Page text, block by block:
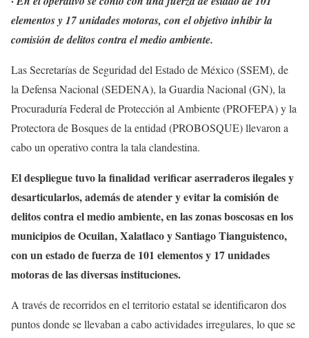
elementos y 17 unidades motoras, con el objetivo inhibir la
comisión de delitos contra el medio ambiente.
Las Secretarías de Seguridad del Estado de México (SSEM), de
la Defensa Nacional (SEDENA), la Guardia Nacional (GN), la
Procuraduría Federal de Protección al Ambiente (PROFEPA) y la
Protectora de Bosques de la entidad (PROBOSQUE) llevaron a
cabo un operativo contra la tala clandestina.
El despliegue tuvo la finalidad verificar aserraderos ilegales y
desarticularlos, además de atender y evitar la comisión de
delitos contra el medio ambiente, en las zonas boscosas en los
municipios de Ocuilan, Xalatlaco y Santiago Tianguistenco,
con un estado de fuerza de 101 elementos y 17 unidades
motoras de las diversas instituciones.
A través de recorridos en el territorio estatal se identificaron dos
puntos donde se llevaban a cabo actividades irregulares, lo que se